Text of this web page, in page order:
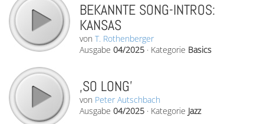
BEKANNTE SONG-INTROS:
KANSAS
von T. Rothenberger
Ausgabe 04/2025 · Kategorie Basics
‚SO LONG’
von Peter Autschbach
Ausgabe 04/2025 · Kategorie Jazz